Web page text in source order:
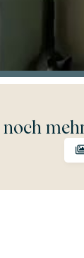
noch